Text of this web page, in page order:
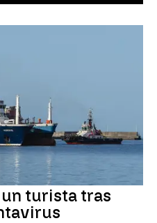
un turista tras